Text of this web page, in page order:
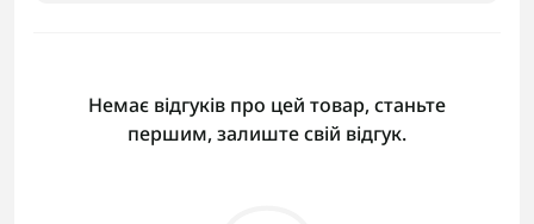
Немає відгуків про цей товар, станьте
першим, залиште свій відгук.